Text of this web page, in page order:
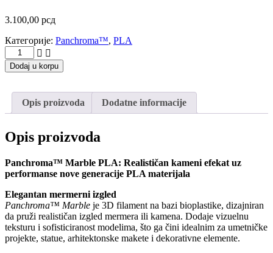
3.100,00 рсд
Категорије: Panchroma™, PLA
Panchroma™
PLA
Marble
Marble
Sandstone
количина
Dodaj u korpu
Opis proizvoda Dodatne informacije
Opis proizvoda
Panchroma™ Marble PLA: Realističan kameni efekat uz
performanse nove generacije PLA materijala
Elegantan mermerni izgled
Panchroma™ Marble je 3D filament na bazi bioplastike, dizajniran
da pruži realističan izgled mermera ili kamena. Dodaje vizuelnu
teksturu i sofisticiranost modelima, što ga čini idealnim za umetničke
projekte, statue, arhitektonske makete i dekorativne elemente.